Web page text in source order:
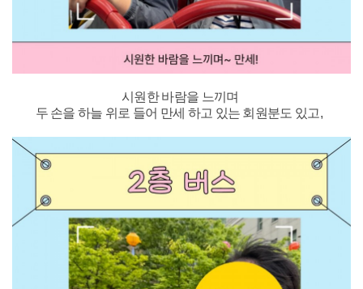
시원한 바람을 느끼며
두 손을 하늘 위로 들어 만세 하고 있는 회원분도 있고,